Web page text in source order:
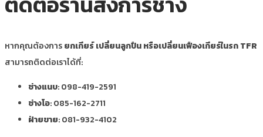
หากคุณต้องการยกเกียร์ เปลี่ยนลูกปืน หรือเปลี่ยนเฟืองเกียร์ในรถ TFR
สามารถติดต่อเราได้ที่:
ช่างแนบ: 098-419-2591
ช่างโอ: 085-162-2711
ฝ่ายขาย: 081-932-4102